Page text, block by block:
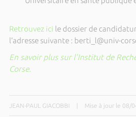
Retrouvez ici le dossier de
l’adresse suivante : berti_l@univ-
En savoir plus sur l'Institut de
Corse.
JEAN-PAUL GIACOBBI Mise à jour le 08/